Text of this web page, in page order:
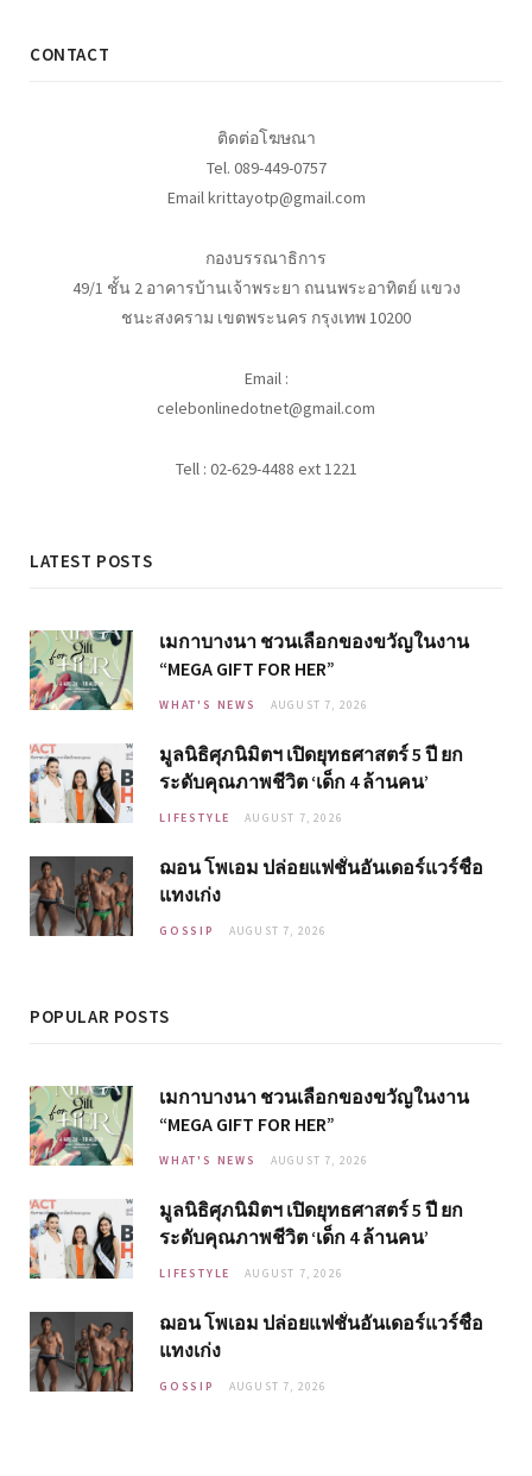
CONTACT
ติดต่อโฆษณา
Tel. 089-449-0757
Email krittayotp@gmail.com
กองบรรณาธิการ
49/1 ชั้น 2 อาคารบ้านเจ้าพระยา ถนนพระอาทิตย์ แขวง
ชนะสงคราม เขตพระนคร กรุงเทพ 10200
Email :
celebonlinedotnet@gmail.com
Tell : 02-629-4488 ext 1221
LATEST POSTS
เมกาบางนา ชวนเลือกของขวัญในงาน
“MEGA GIFT FOR HER”
WHAT'S NEWS AUGUST 7, 2026
มูลนิธิศุภนิมิตฯ เปิดยุทธศาสตร์ 5 ปี ยก
ระดับคุณภาพชีวิต ‘เด็ก 4 ล้านคน’
LIFESTYLE AUGUST 7, 2026
ฌอน โพเอม ปล่อยแฟชั่นอันเดอร์แวร์ชื่อ
แทงเก่ง
GOSSIP AUGUST 7, 2026
POPULAR POSTS
เมกาบางนา ชวนเลือกของขวัญในงาน
“MEGA GIFT FOR HER”
WHAT'S NEWS AUGUST 7, 2026
มูลนิธิศุภนิมิตฯ เปิดยุทธศาสตร์ 5 ปี ยก
ระดับคุณภาพชีวิต ‘เด็ก 4 ล้านคน’
LIFESTYLE AUGUST 7, 2026
ฌอน โพเอม ปล่อยแฟชั่นอันเดอร์แวร์ชื่อ
แทงเก่ง
GOSSIP AUGUST 7, 2026